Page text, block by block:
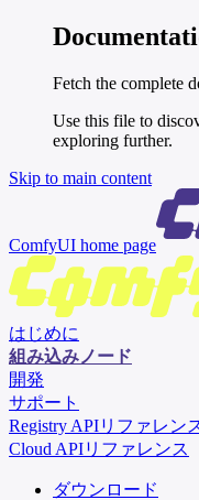
Fetch the complete
Use this file to
exploring further.
Skip to main content
ComfyUI home page
はじめに
組み込みノード
開発
サポート
Registry APIリファレン
Cloud APIリファレンス
ダウンロード